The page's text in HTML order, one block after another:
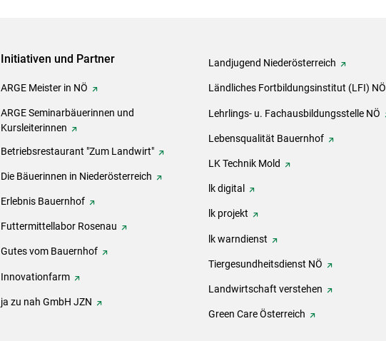
Initiativen und Partner
ARGE Meister in NÖ
ARGE Seminarbäuerinnen und
Kursleiterinnen
Betriebsrestaurant "Zum Landwirt"
Die Bäuerinnen in Niederösterreich
Erlebnis Bauernhof
Futtermittellabor Rosenau
Gutes vom Bauernhof
Innovationfarm
ja zu nah GmbH JZN
Landjugend Niederösterreich
Ländliches Fortbildungsinstitut (LFI) NÖ
Lehrlings- u. Fachausbildungsstelle NÖ
Lebensqualität Bauernhof
LK Technik Mold
lk digital
lk projekt
lk warndienst
Tiergesundheitsdienst NÖ
Landwirtschaft verstehen
Green Care Österreich